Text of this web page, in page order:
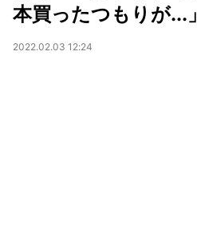
本買ったつもりが...」
2022.02.03 12:24